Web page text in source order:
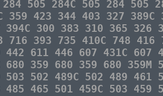
505 284C 505 284 505
359 423 344 403 327
300 383 310 365 326
716 393 735 410C 748
611 446 607 431C 607
359 680 359 680 359M
502 489C 502 489 461
465 501 459C 503 459